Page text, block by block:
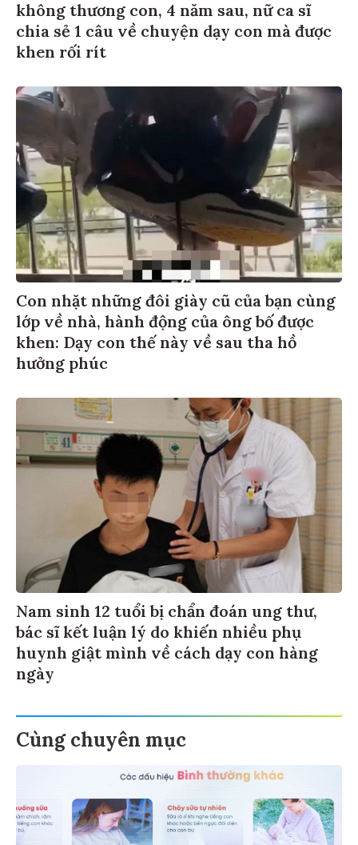
không thương con, 4 năm sau, nữ ca sĩ
chia sẻ 1 câu về chuyện dạy con mà được
khen rối rít
Con nhặt những đôi giày cũ của bạn cùng
lớp về nhà, hành động của ông bố được
khen: Dạy con thế này về sau tha hồ
hưởng phúc
Nam sinh 12 tuổi bị chẩn đoán ung thư,
bác sĩ kết luận lý do khiến nhiều phụ
huynh giật mình về cách dạy con hàng
ngày
Cùng chuyên mục